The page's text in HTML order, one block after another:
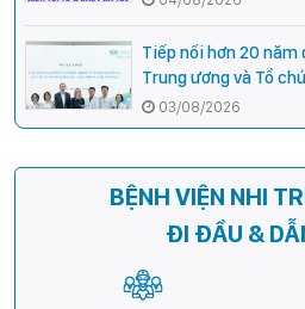
Tiếp nối hơn 20 năm
Trung ương và Tổ
cường hợp tác, mở
cho trẻ em Việt Nam
03/08/2026
BỆNH VIỆN NHI
ĐI ĐẦU &